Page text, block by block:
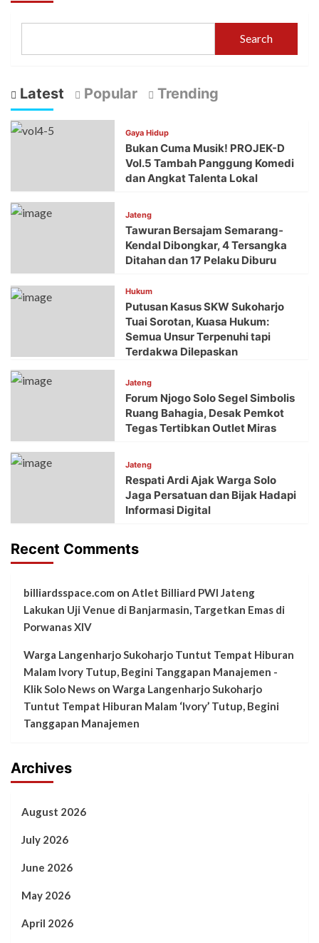
Search
Latest Popular Trending
Gaya Hidup
Bukan Cuma Musik! PROJEK-D
Vol.5 Tambah Panggung Komedi
dan Angkat Talenta Lokal
Jateng
Tawuran Bersajam Semarang-
Kendal Dibongkar, 4 Tersangka
Ditahan dan 17 Pelaku Diburu
Hukum
Putusan Kasus SKW Sukoharjo
Tuai Sorotan, Kuasa Hukum:
Semua Unsur Terpenuhi tapi
Terdakwa Dilepaskan
Jateng
Forum Njogo Solo Segel Simbolis
Ruang Bahagia, Desak Pemkot
Tegas Tertibkan Outlet Miras
Jateng
Respati Ardi Ajak Warga Solo
Jaga Persatuan dan Bijak Hadapi
Informasi Digital
Recent Comments
billiardsspace.com on Atlet Billiard PWI Jateng
Lakukan Uji Venue di Banjarmasin, Targetkan Emas di
Porwanas XIV
Warga Langenharjo Sukoharjo Tuntut Tempat Hiburan
Malam Ivory Tutup, Begini Tanggapan Manajemen -
Klik Solo News on Warga Langenharjo Sukoharjo
Tuntut Tempat Hiburan Malam ‘Ivory’ Tutup, Begini
Tanggapan Manajemen
Archives
August 2026
July 2026
June 2026
May 2026
April 2026